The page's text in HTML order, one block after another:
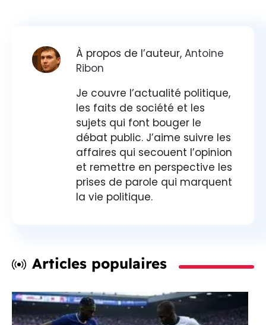
À propos de l’auteur, Antoine
Ribon
Je couvre l’actualité politique,
les faits de société et les
sujets qui font bouger le
débat public. J’aime suivre les
affaires qui secouent l’opinion
et remettre en perspective les
prises de parole qui marquent
la vie politique.
Articles populaires